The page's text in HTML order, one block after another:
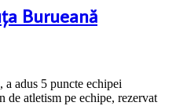
Burueană
adus 5 puncte echipei
de atletism pe echipe, rezervat